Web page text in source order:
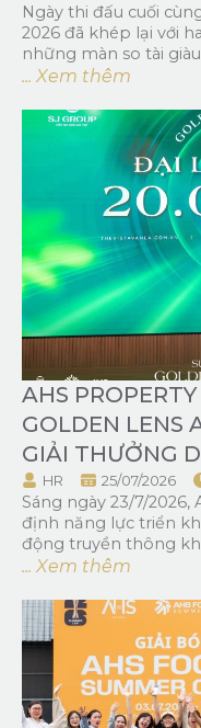
Ngày thi đấu cuối
2026 đã khép lại với
những màn so tài
... Xem thêm
AHS
GOLDEN LENS
GIẢI THƯỞNG
HR 25/07/2026
Sáng ngày 23/7/
định năng lực triển
động truyền thông
... Xem thêm